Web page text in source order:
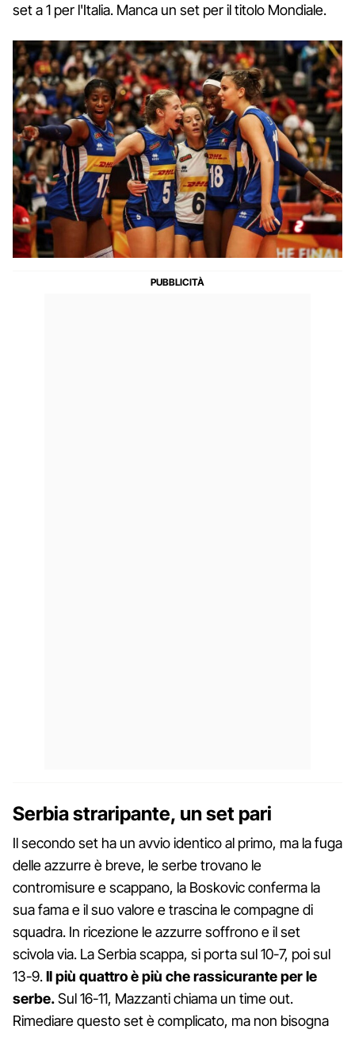
set a 1 per l'Italia. Manca un set per il titolo Mondiale.
Serbia straripante, un set pari
Il secondo set ha un avvio identico al primo, ma la fuga
delle azzurre è breve, le serbe trovano le
contromisure e scappano, la Boskovic conferma la
sua fama e il suo valore e trascina le compagne di
squadra. In ricezione le azzurre soffrono e il set
scivola via. La Serbia scappa, si porta sul 10-7, poi sul
13-9.Il più quattro è più che rassicurante per le
serbe.Sul 16-11, Mazzanti chiama un time out.
Rimediare questo set è complicato, ma non bisogna